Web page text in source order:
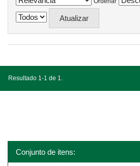
Resultado 1-1 de 1.
Conjunto de itens: